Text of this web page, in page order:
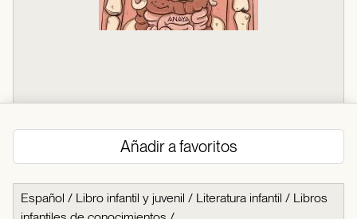
Añadir a favoritos
Español / Libro infantil y juvenil / Literatura infantil / Libros